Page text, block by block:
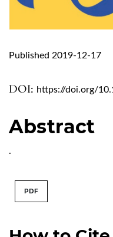
DOI: https://doi.org/
Published 2019-12-17
Abstract
.
PDF